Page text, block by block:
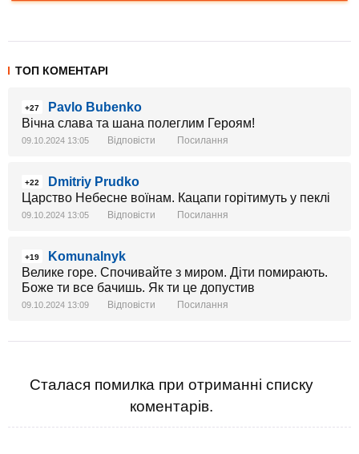
ТОП КОМЕНТАРІ
+27
Pavlo Bubenko
Вічна слава та шана полеглим Героям!
09.10.2024 13:05 Відповісти Посилання
+22
Dmitriy Prudko
Царство Небесне воїнам. Кацапи горітимуть у пеклі
09.10.2024 13:05 Відповісти Посилання
+19
Komunalnyk
Велике горе. Спочивайте з миром. Діти помирають.
Боже ти все бачишь. Як ти це допустив
09.10.2024 13:09 Відповісти Посилання
Сталася помилка при отриманні списку
коментарів.